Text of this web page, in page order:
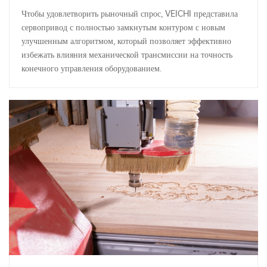
Чтобы удовлетворить рыночный спрос, VEICHI представила
сервопривод с полностью замкнутым контуром с новым
улучшенным алгоритмом, который позволяет эффективно
избежать влияния механической трансмиссии на точность
конечного управления оборудованием.